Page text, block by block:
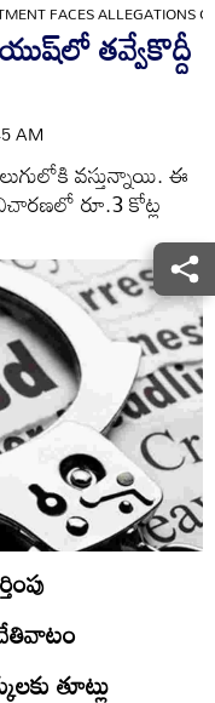
FACES ALLEGATIONS
తవ్వేకొద్దీ
AM
వస్తున్నాయి. ఈ
రూ.3 కోట్ల
తూట్లు